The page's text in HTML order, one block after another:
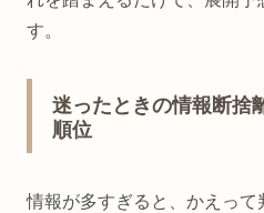
す。
迷ったときの情報断捨
順位
情報が多すぎると、かえって